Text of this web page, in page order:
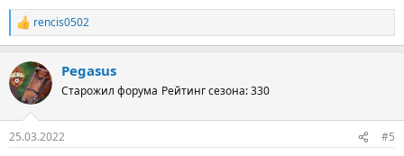
Р
е
к
ц
и
rencis0502
Pegasus
Старожил форума Рейтинг сезона: 330
25.03.2022 #5